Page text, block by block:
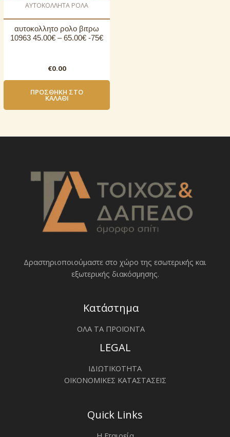
AΥΤΟΚΟΛΛΗΤΑ ΡΟΛΑ
αυτοκoλλητο ρολo βιτρω
10963 45.00€ – 65.00€ -75€
€0.00
ΠΡΟΣΘΉΚΗ ΣΤΟ
ΚΑΛΆΘΙ
Δραστηριοποιoύμαστε στο χώρο της εσωτερικής και
εξωτερικής διακόσμησης.
Κατάστημα
ΟΛΑ ΤΑ ΠΡΟΪΟΝΤΑ
LEGAL
ΙΔΙΩΤΙΚΟΤΗΤΑ
ΟΙΚΟΝΟΜΙΚΕΣ ΚΑΤΑΣΤΑΣΕΙΣ
Quick Links